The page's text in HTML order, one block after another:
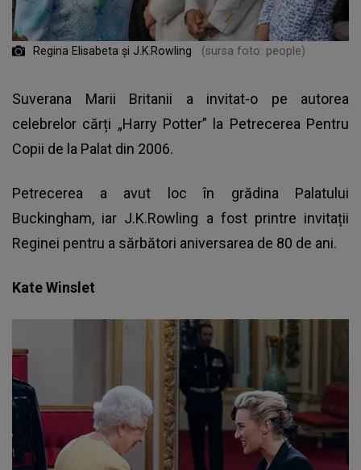
Regina Elisabeta și J.K.Rowling (sursa foto: people)
Suverana Marii Britanii a invitat-o pe autorea
celebrelor cărți „Harry Potter” la Petrecerea Pentru
Copii de la Palat din 2006.
Petrecerea a avut loc în grădina Palatului
Buckingham, iar J.K.Rowling a fost printre invitații
Reginei pentru a sărbători aniversarea de 80 de ani.
Kate Winslet